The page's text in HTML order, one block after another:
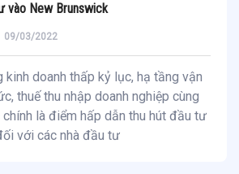
vào New Brunswick
09/03/2022
kinh doanh thấp kỷ lục, hạ tầng vận
thuế thu nhập doanh nghiệp cùng
chính là điểm hấp dẫn thu hút đầu tư
với các nhà đầu tư